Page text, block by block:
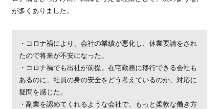
が多くありました。
・コロナ禍により、会社の業績が悪化し、休業要請をされ
たので将来が不安になった。
・コロナ禍でも出社が前提。在宅勤務に移行できる会社も
あるのに、社員の身の安全をどう考えているのか、対応に
疑問を感じた。
・副業を認めてくれるような会社で、もっと柔軟な働き方